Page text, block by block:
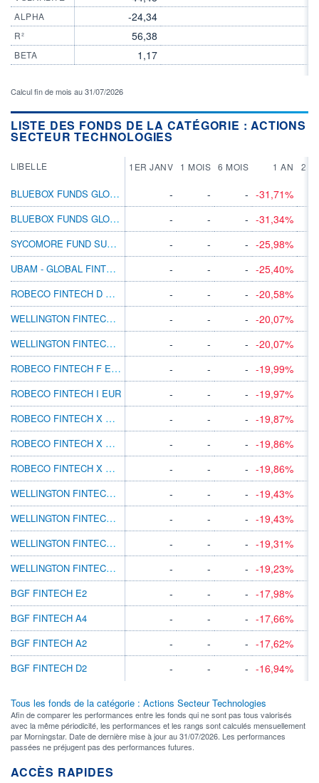
ALPHA
R²
BETA
-24,34
56,38
1,17
Calcul fin de mois au 31/07/2026
LISTE DES FONDS DE LA CATÉGORIE : ACTIONS
SECTEUR TECHNOLOGIES
LIBELLE 1ER JANV 1 MOIS 6 MOIS 1 AN 2
BLUEBOX FUNDS GLOBAL TECHNOLOGY F2 $ ACC - - - -31,71%
BLUEBOX FUNDS GLOBAL TECHNOLOGY F1 ACC
- - - -31,34%
SYCOMORE FUND SUSTAINABLE TECH ID EUR
- - - -25,98%
UBAM - GLOBAL FINTECH EQ IPD USD INC
- - - -25,40%
ROBECO FINTECH D EUR
- - - -20,58%
WELLINGTON FINTECH USD D AC
- - - -20,07%
WELLINGTON FINTECH USD BN AC
- - - -20,07%
ROBECO FINTECH F EUR
- - - -19,99%
ROBECO FINTECH I EUR - - - -19,97%
ROBECO FINTECH X EUR
- - - -19,87%
ROBECO FINTECH X GBP
- - - -19,86%
ROBECO FINTECH X USD
- - - -19,86%
WELLINGTON FINTECH USD N AC
- - - -19,43%
WELLINGTON FINTECH EUR N AC
- - - -19,43%
WELLINGTON FINTECH USD S AC
- - - -19,31%
WELLINGTON FINTECH USD EN AC
- - - -19,23%
BGF FINTECH E2 - - - -17,98%
BGF FINTECH A4 - - - -17,66%
BGF FINTECH A2 - - - -17,62%
BGF FINTECH D2 - - - -16,94%
Tous les fonds de la catégorie : Actions Secteur Technologies
Afin de comparer les performances entre les fonds qui ne sont pas tous valorisés
avec la même périodicité, les performances et les rangs sont calculés mensuellement
par Morningstar. Date de dernière mise à jour au 31/07/2026. Les performances
passées ne préjugent pas des performances futures.
ACCÈS RAPIDES